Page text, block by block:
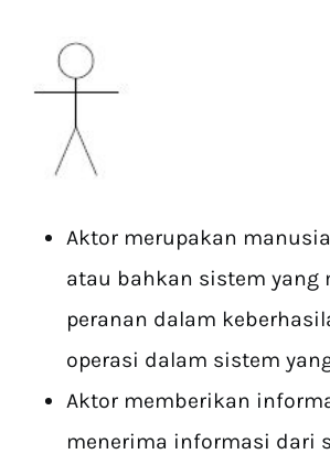
Aktor merupakan
atau bahkan sistem yang
peranan dalam
operasi dalam sistem
Aktor memberikan
menerima informasi dari